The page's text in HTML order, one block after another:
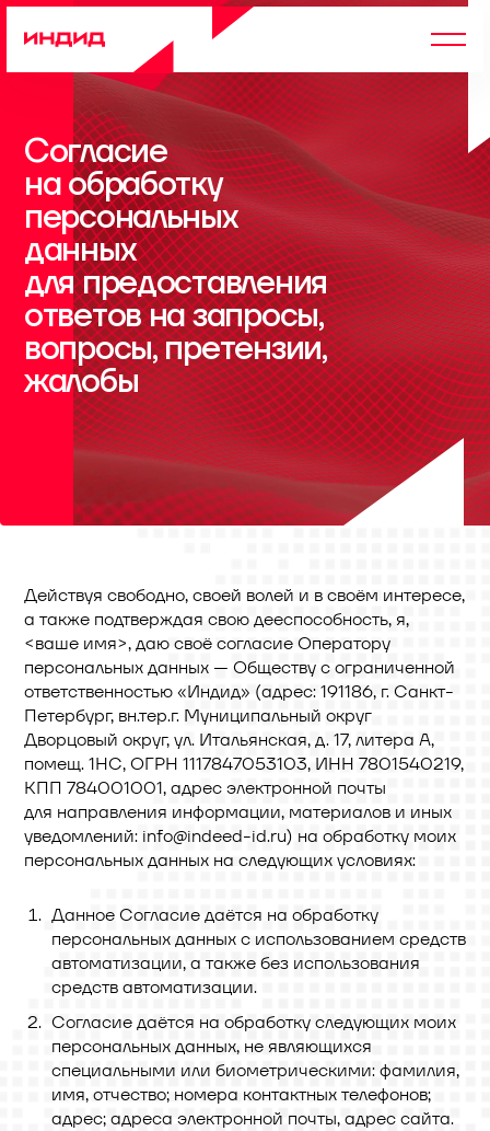
Согласие
на обработку
персональных
данных
для предоставления
ответов на запросы,
вопросы, претензии,
жалобы
Действуя свободно, своей волей и в своём интересе,
а также подтверждая свою дееспособность, я,
<ваше имя>, даю своё согласие Оператору
персональных данных — Обществу с ограниченной
ответственностью «Индид» (адрес: 191186, г. Санкт-
Петербург, вн.тер.г. Муниципальный округ
Дворцовый округ, ул. Итальянская, д. 17, литера А,
помещ. 1НC, ОГРН 1117847053103, ИНН 7801540219,
КПП 784001001, адрес электронной почты
для направления информации, материалов и иных
уведомлений: info@indeed-id.ru) на обработку моих
персональных данных на следующих условиях:
Данное Согласие даётся на обработку
персональных данных с использованием средств
автоматизации, а также без использования
средств автоматизации.
Согласие даётся на обработку следующих моих
персональных данных, не являющихся
специальными или биометрическими: фамилия,
имя, отчество; номера контактных телефонов;
адрес; адреса электронной почты, адрес сайта.